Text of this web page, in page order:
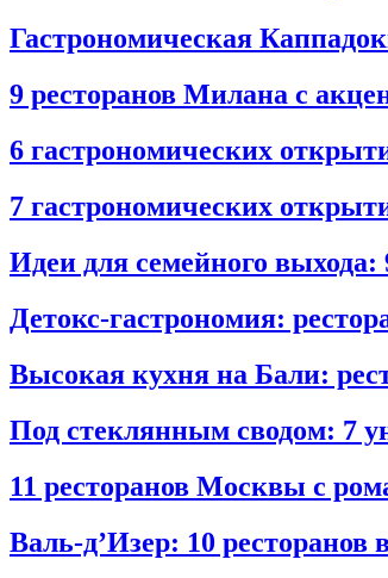
Гастрономическая
9 ресторанов Милана с
6 гастрономических
7 гастрономических
Идеи для семейного
Детокс‑гастрономия:
Высокая кухня на Бали:
Под стеклянным сводом: 7
11 ресторанов Москвы с
Валь‑д’Изер: 10